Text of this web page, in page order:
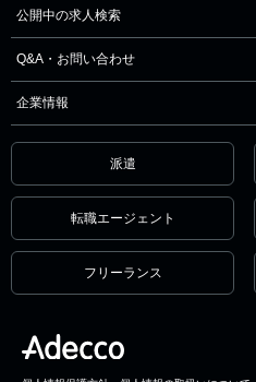
公開中の求人検索
Q&A・お問い合わせ
企業情報
派遣
転職エージェント
フリーランス